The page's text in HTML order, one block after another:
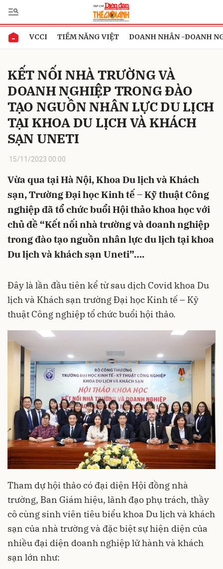
VCCI TIỀM NĂNG VIỆT DOANH NHÂN -DOANH
KẾT NỐI NHÀ TRƯỜNG VÀ
DOANH NGHIỆP TRONG ĐÀO
TẠO NGUỒN NHÂN LỰC DU LỊCH
TẠI KHOA DU LỊCH VÀ KHÁCH
SẠN UNETI
15/11/2023 00:00
Vừa qua tại Hà Nội, Khoa Du lịch và Khách
sạn, Trường Đại học Kinh tế – Kỹ thuật Công
nghiệp đã tổ chức buổi Hội thảo khoa học với
chủ đề “Kết nối nhà trường và doanh nghiệp
trong đào tạo nguồn nhân lực du lịch tại khoa
Du lịch và khách sạn Uneti”….
Đây là lần đầu tiên kể từ sau dịch Covid khoa Du
lịch và Khách sạn trường Đại học Kinh tế – Kỹ
thuật Công nghiệp tổ chức buổi hội thảo.
Tham dự hội thảo có đại diện Hội đồng nhà
trường, Ban Giám hiệu, lãnh đạo phụ trách, thầy
cô cùng sinh viên tiêu biểu khoa Du lịch và khách
sạn của nhà trường và đặc biệt sự hiện diện của
nhiều đại diện doanh nghiệp lữ hành và khách
sạn lớn như:
Gửi bình luận